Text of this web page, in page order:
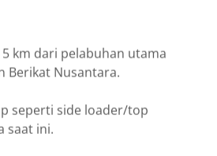
km dari pelabuhan utama
Berikat Nusantara.
seperti side loader/top
saat ini.